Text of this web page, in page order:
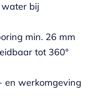
water bij
min. 26 mm
tot 360°
en werkomgeving